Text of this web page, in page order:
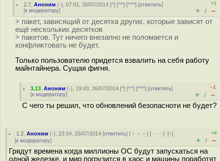
2.7 ,Аноним (-), 07:01, 26/07/2014 [^] [^^] [^^^] [ответить]
[к модератору]
+1
+ / –
> пакет, зависящий от десятка других, которые зависят от
ещё нескольких десятков
> пакетов. Тут ничего внезапно не поломается и
конфликтовать не будет.
Только пользователю придется взвалить на себя работу
майнтайнера. Сущая фигня.
3.13 ,Аноним (-), 19:43, 26/07/2014 [^] [^^] [^^^] [ответить]
[к модератору]
–1
+ / –
С чего ты решил, что обновлений безопасноти не будет?
1.2 ,Аноним (-), 23:54, 25/07/2014 [ответить] [ ﹢﹢﹢] [ · · ·][↑]
[к модератору]
+6
+ / –
Грядут времена когда миллионы ОС будут запускаться на
одной железке, и мир погрузится в хаос и машины поработят